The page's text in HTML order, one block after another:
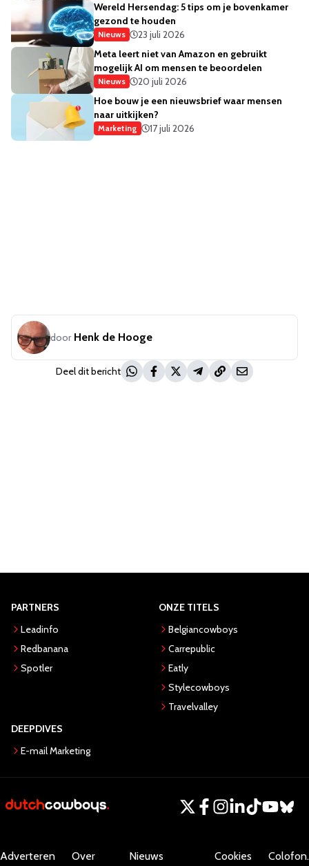
Wereld Hersendag: 5 tips om je bovenkamer
gezond te houden
Nieuws
23 juli 2026
Meta leert niet van Amazon en gebruikt
mogelijk AI om mensen te beoordelen
Nieuws
20 juli 2026
Hoe bouw je een nieuwsbrief waar mensen
naar uitkijken?
Marketing 17 juli 2026
door Henk de Hooge
Deel dit bericht
PARTNERS
Leadinfo
Redbanana
Spotler
ONZE TITELS
Belgiancowboys
Carrepublic
Eatly
Stylecowboys
Travelvalley
DEEPDIVES
E-mail Marketing
Adverteren Over Nieuws Cookies Colofon.